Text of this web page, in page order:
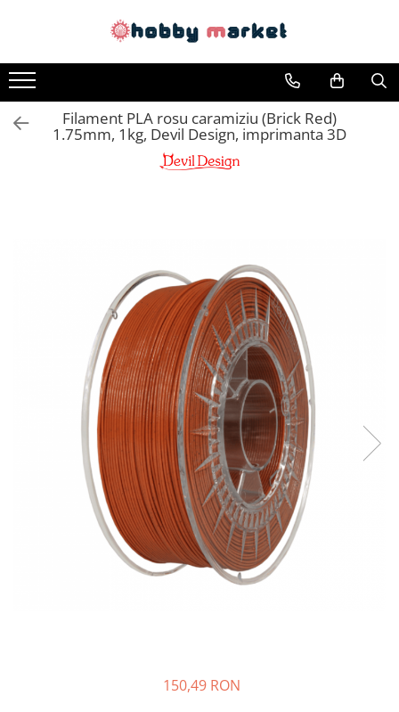
PET-G
Piese si componente imprimante
Piese electrice si electronice
Piese mecanice
Pat printare
Cap printare
Extrudere si accesorii
CNC si accesorii CNC
Filament PLA rosu caramiziu (Brick Red)
1.75mm, 1kg, Devil Design, imprimanta 3D
150,49 RON